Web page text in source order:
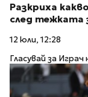
Разкриха
след тежката
12 юли, 12:28
Гласувай за